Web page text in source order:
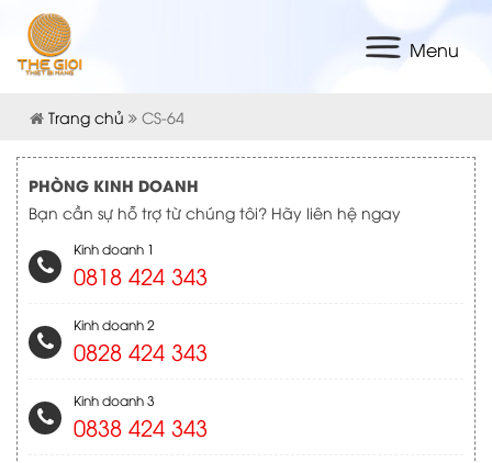
Menu
Trang chủ CS-64
PHÒNG KINH DOANH
Bạn cần sự hỗ trợ từ chúng tôi? Hãy liên hệ ngay
Kinh doanh 1
0818 424 343
Kinh doanh 2
0828 424 343
Kinh doanh 3
0838 424 343